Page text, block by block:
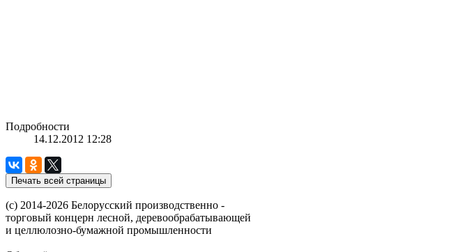
Подробности
14.12.2012 12:28
(с) 2014-2026 Белорусский производственно -
торговый концерн лесной, деревообрабатывающей
и целлюлозно-бумажной промышленности